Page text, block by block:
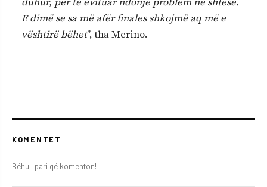
E dimë se sa më afër finales shkojmë aq më e
vështirë bëhet”, tha Merino.
KOMENTET
Bëhu i pari që komenton!